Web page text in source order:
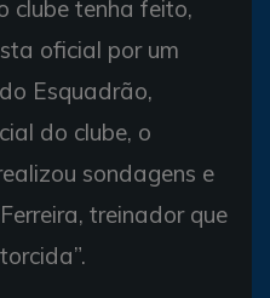
clube tenha feito,
oficial por um
Esquadrão,
do clube, o
sondagens e
treinador que